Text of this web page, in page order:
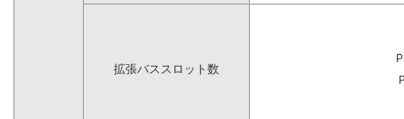
拡張バススロット数